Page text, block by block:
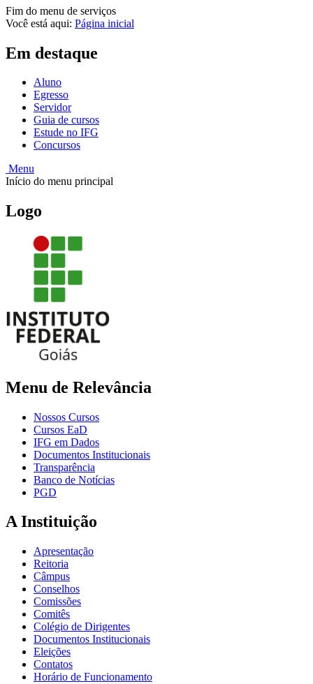
Fim do menu de serviços
Você está aqui: Página inicial
Em destaque
Aluno
Egresso
Servidor
Guia de cursos
Estude no IFG
Concursos
Menu
Início do menu principal
Logo
Menu de Relevância
Nossos Cursos
Cursos EaD
IFG em Dados
Documentos Institucionais
Transparência
Banco de Notícias
PGD
A Instituição
Apresentação
Reitoria
Câmpus
Conselhos
Comissões
Comitês
Colégio de Dirigentes
Documentos Institucionais
Eleições
Contatos
Horário de Funcionamento